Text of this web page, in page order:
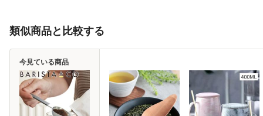
類似商品と比較する
今見ている商品